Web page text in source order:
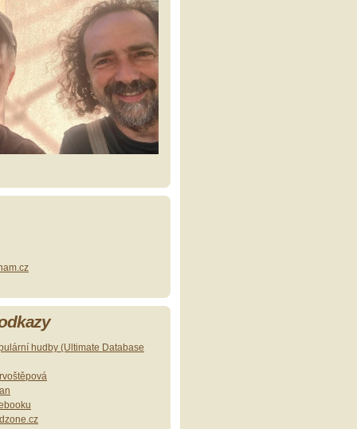
hudby (Ultimate Database